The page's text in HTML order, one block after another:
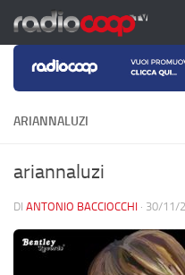
Salta al contenuto
ARIANNALUZI
ariannaluzi
DI ANTONIO BACCIOCCHI · 30/11/